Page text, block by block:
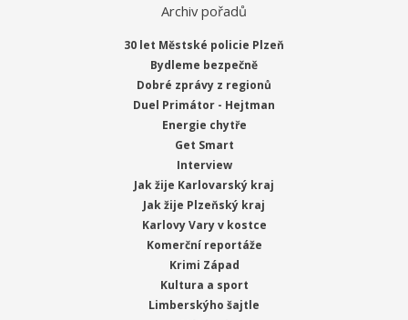
Archiv pořadů
30 let Městské policie Plzeň
Bydleme bezpečně
Dobré zprávy z regionů
Duel Primátor - Hejtman
Energie chytře
Get Smart
Interview
Jak žije Karlovarský kraj
Jak žije Plzeňský kraj
Karlovy Vary v kostce
Komerční reportáže
Krimi Západ
Kultura a sport
Limberskýho šajtle